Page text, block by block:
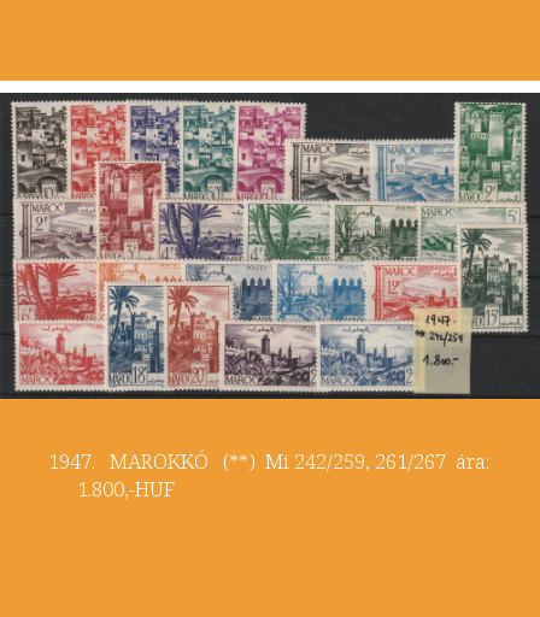
1947. MAROKKÓ (**) Mi 242/259, 261/267 ára:
1.800,-HUF